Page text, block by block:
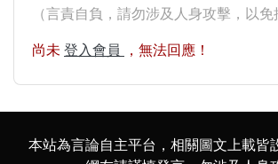
（言責自負，請勿涉及人身攻擊，以免
尚未 登入會員 ，無法回應！
本站為言論自主平台，相關圖文上載皆